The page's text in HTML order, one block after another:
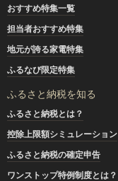
おすすめ特集一覧
担当者おすすめ特集
地元が誇る家電特集
ふるなび限定特集
ふるさと納税を知る
ふるさと納税とは？
控除上限額シミュレーション
ふるさと納税の確定申告
ワンストップ特例制度とは？